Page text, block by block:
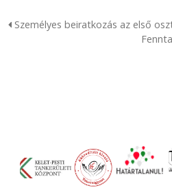
Személyes beiratkozás az első